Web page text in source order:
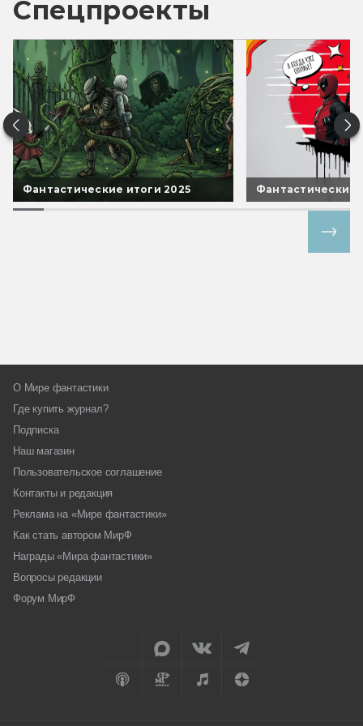
Спецпроекты
Фантастические итоги 2025 Фантастические
О Мире фантастики
Где купить журнал?
Подписка
Наш магазин
Пользовательское соглашение
Контакты и редакция
Реклама на «Мире фантастики»
Как стать автором МирФ
Награды «Мира фантастики»
Вопросы редакции
Форум МирФ